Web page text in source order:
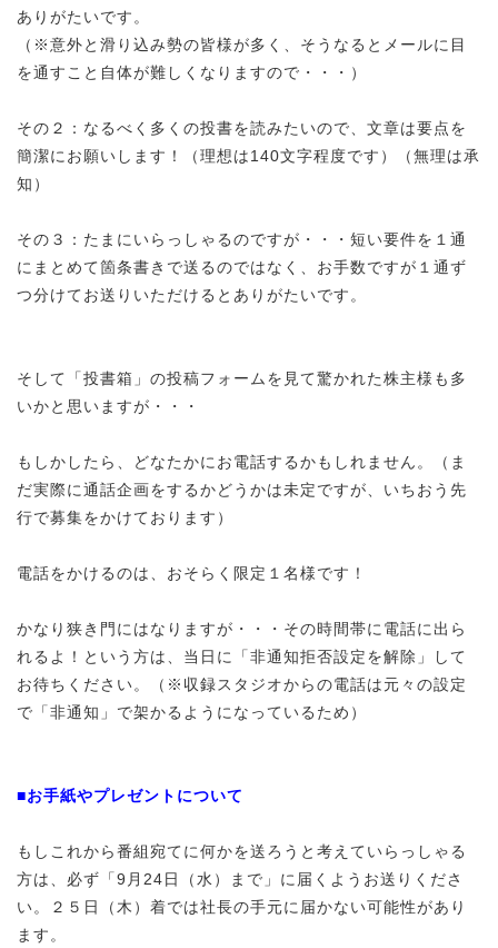
ありがたいです。
（※意外と滑り込み勢の皆様が多く、そうなるとメールに目
を通すこと自体が難しくなりますので・・・）
その２：なるべく多くの投書を読みたいので、文章は要点を
簡潔にお願いします！（理想は140文字程度です）（無理は承
知）
その３：たまにいらっしゃるのですが・・・短い要件を１通
にまとめて箇条書きで送るのではなく、お手数ですが１通ず
つ分けてお送りいただけるとありがたいです。
そして「投書箱」の投稿フォームを見て驚かれた株主様も多
いかと思いますが・・・
もしかしたら、どなたかにお電話するかもしれません。（ま
だ実際に通話企画をするかどうかは未定ですが、いちおう先
行で募集をかけております）
電話をかけるのは、おそらく限定１名様です！
かなり狭き門にはなりますが・・・その時間帯に電話に出ら
れるよ！という方は、当日に「非通知拒否設定を解除」して
お待ちください。（※収録スタジオからの電話は元々の設定
で「非通知」で架かるようになっているため）
■お手紙やプレゼントについて
もしこれから番組宛てに何かを送ろうと考えていらっしゃる
方は、必ず「9月24日（水）まで」に届くようお送りくださ
い。２５日（木）着では社長の手元に届かない可能性があり
ます。